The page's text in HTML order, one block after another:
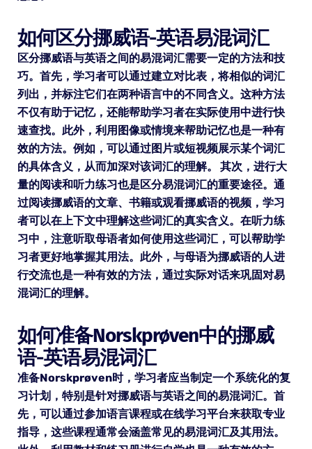
如何区分挪威语-英语易混词汇
区分挪威语与英语之间的易混词汇需要一定的方法和技
巧。首先，学习者可以通过建立对比表，将相似的词汇
列出，并标注它们在两种语言中的不同含义。这种方法
不仅有助于记忆，还能帮助学习者在实际使用中进行快
速查找。此外，利用图像或情境来帮助记忆也是一种有
效的方法。例如，可以通过图片或短视频展示某个词汇
的具体含义，从而加深对该词汇的理解。 其次，进行大
量的阅读和听力练习也是区分易混词汇的重要途径。通
过阅读挪威语的文章、书籍或观看挪威语的视频，学习
者可以在上下文中理解这些词汇的真实含义。在听力练
习中，注意听取母语者如何使用这些词汇，可以帮助学
习者更好地掌握其用法。此外，与母语为挪威语的人进
行交流也是一种有效的方法，通过实际对话来巩固对易
混词汇的理解。
如何准备Norskprøven中的挪威
语-英语易混词汇
准备Norskprøven时，学习者应当制定一个系统化的复
习计划，特别是针对挪威语与英语之间的易混词汇。首
先，可以通过参加语言课程或在线学习平台来获取专业
指导，这些课程通常会涵盖常见的易混词汇及其用法。